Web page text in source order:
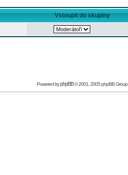
Vstoupit do skupiny
Powered byphpBB© 2001, 2005 phpBB Group